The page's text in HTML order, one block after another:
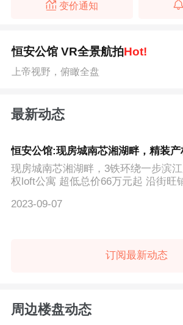
变价通知
恒安公馆 VR全景航拍Hot!
上帝视野，俯瞰全盘
最新动态
恒安公馆:现房城南芯湘湖畔，精装
现房城南芯湘湖畔，3铁环绕一步滨
权loft公寓 超低总价66万元起 沿街旺
2023-09-07
订阅最新动态
周边楼盘动态